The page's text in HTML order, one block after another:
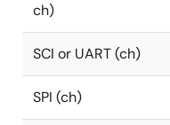
ch)
SCI or UART (ch)
SPI (ch)